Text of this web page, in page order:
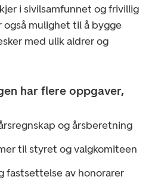
i sivilsamfunnet og frivillig
også mulighet til å bygge
med ulik aldrer og
har flere oppgaver,
og årsberetning
til styret og valgkomiteen
fastsettelse av honorarer